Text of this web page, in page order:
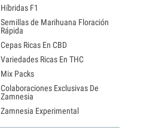
Híbridas F1
Semillas de Marihuana Floración
Rápida
Cepas Ricas En CBD
Variedades Ricas En THC
Mix Packs
Colaboraciones Exclusivas De
Zamnesia
Zamnesia Experimental